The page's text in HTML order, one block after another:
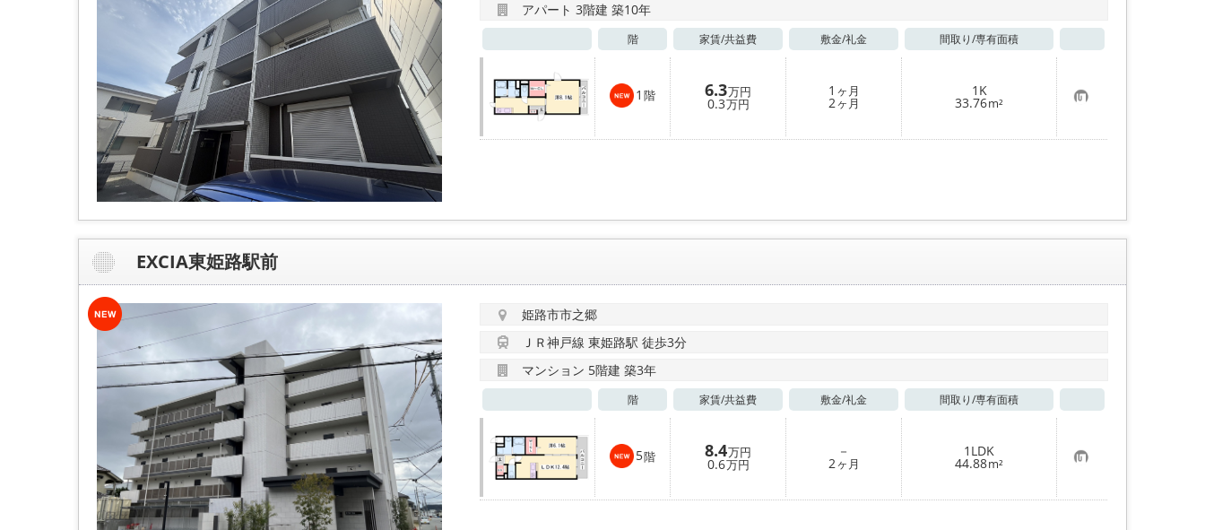
アパート 3階建 築10年
階 家賃/共益費 敷金/礼金 間取り/専有面積
1 階 6.3万円
0.3万円
1 ヶ月
2ヶ月
1K
33.76m² お
気
に
入
EXCIA東姫路駅前
姫路市市之郷
ＪＲ神戸線 東姫路駅 徒歩3分
マンション 5階建 築3年
階 家賃/共益費 敷金/礼金 間取り/専有面積
5階 8.4万円
0.6万円
－
2ヶ月
1LDK
44.88m² お
気
に
入